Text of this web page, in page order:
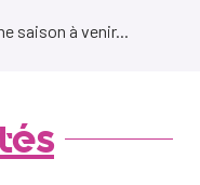
saison à venir...